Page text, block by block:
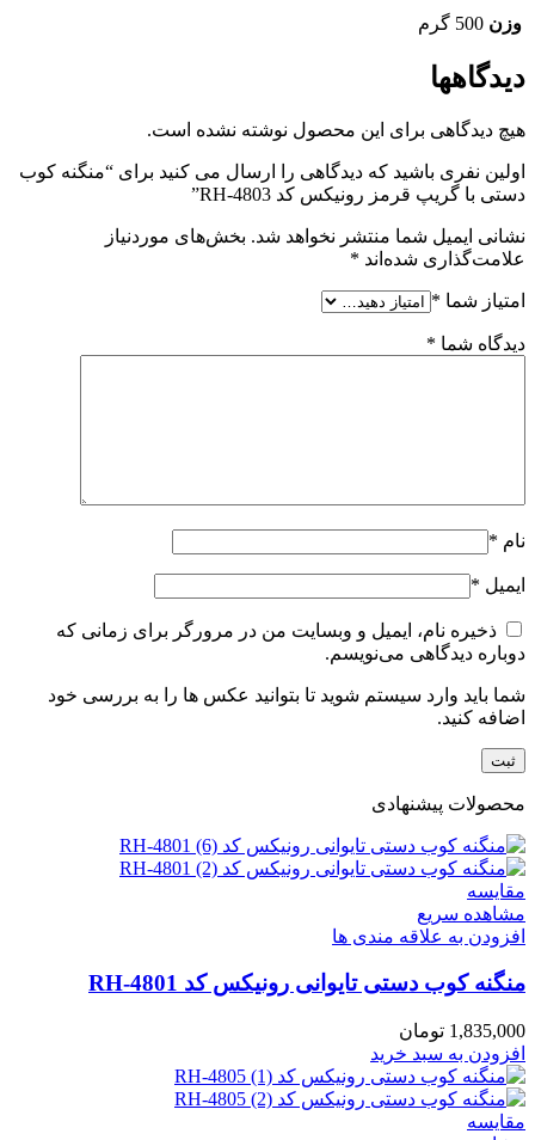
وزن 500 گرم
دیدگاهها
هیچ دیدگاهی برای این محصول نوشته نشده است.
اولین نفری باشید که دیدگاهی را ارسال می کنید برای “منگنه کوب
دستی با گریپ قرمز رونیکس کد RH-4803”
نشانی ایمیل شما منتشر نخواهد شد. بخش‌های موردنیاز
علامت‌گذاری شده‌اند *
امتیاز شما *
دیدگاه شما *
نام *
ایمیل *
ذخیره نام، ایمیل و وبسایت من در مرورگر برای زمانی که
دوباره دیدگاهی می‌نویسم.
شما باید وارد سیستم شوید تا بتوانید عکس ها را به بررسی خود
اضافه کنید.
محصولات پیشنهادی
مقایسه
مشاهده سریع
افزودن به علاقه مندی ها
منگنه کوب دستی تایوانی رونیکس کد RH-4801
1,835,000 تومان
افزودن به سبد خرید
مقایسه